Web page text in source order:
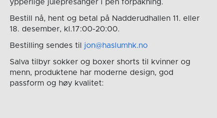
ypperlige julepresanger i pen forpakning.
Bestill nå, hent og betal på Nadderudhallen 11. eller
18. desember, kl.17:00-20:00.
Bestilling sendes til jon@haslumhk.no
Salva tilbyr sokker og boxer shorts til kvinner og
menn, produktene har moderne design, god
passform og høy kvalitet: